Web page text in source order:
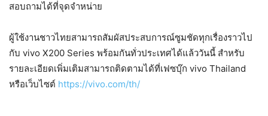
สอบถามได้ที่จุดจำหน่าย
ผู้ใช้งานชาวไทยสามารถสัมผัสประสบการณ์ซูมชัดทุกเรื่องราวไป
กับ vivo X200 Series พร้อมกันทั่วประเทศได้แล้ววันนี้ สำหรับ
รายละเอียดเพิ่มเติมสามารถติดตามได้ที่เฟซบุ๊ก vivo Thailand
หรือเว็บไซต์ https://vivo.com/th/